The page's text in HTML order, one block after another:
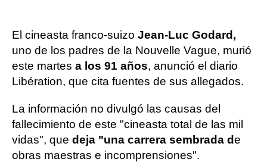
El cineasta franco-suizo Jean-Luc Godard,
uno de los padres de la Nouvelle Vague, murió
este martes a los 91 años, anunció el diario
Libération, que cita fuentes de sus allegados.
La información no divulgó las causas del
fallecimiento de este "cineasta total de las mil
vidas", que deja "una carrera sembrada de
obras maestras e incomprensiones".